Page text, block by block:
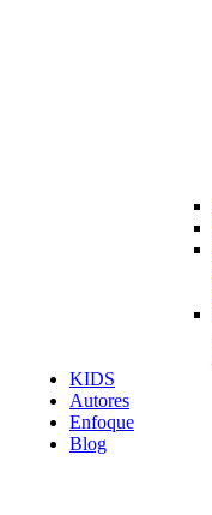
KIDS
Autores
Enfoque
Blog